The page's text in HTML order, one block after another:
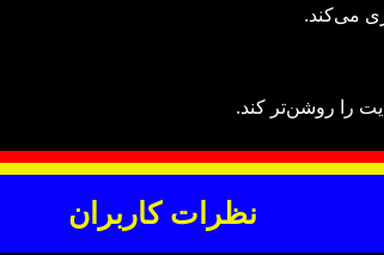
می‌کند.
را روشن‌تر کند.
نظرات کاربران